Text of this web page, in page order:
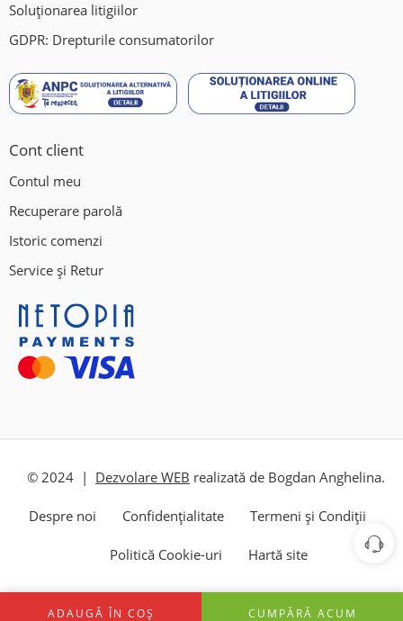
Soluționarea litigiilor
GDPR: Drepturile consumatorilor
Cont client
Contul meu
Recuperare parolă
Istoric comenzi
Service și Retur
© 2024 | Dezvolare WEB realizată de Bogdan Anghelina.
Despre noi Confidențialitate Termeni și Condiții
Politică Cookie-uri Hartă site
ADAUGĂ ÎN COȘ CUMPĂRĂ ACUM